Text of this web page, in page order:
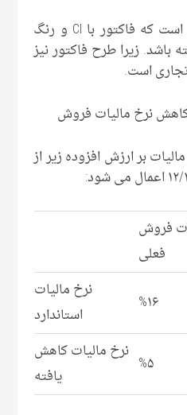
برای طراحی فاکتور، بهتر است که فاکتور با CI و رنگ
زیرا طرح فاکتور نیز
تجاری است.
بر ارزش افزوده زیر از
فروش
فعلی
%۱۶
نرخ مالیات
استاندارد
%۵
نرخ مالیات کاهش
یافته